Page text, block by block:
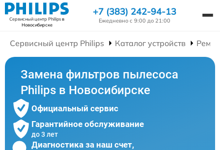
Сервисный центр Philipsв
Новосибирске
+7 (383) 242-94-13
Ежедневно с 9:00 до 21:00
Сервисный центр Philips Каталог устройств
Замена фильтров пылесоса
Philips в Новосибирске
Официальный сервис
Гарантийное обслуживание
до 3 лет
Диагностика за наш счет,